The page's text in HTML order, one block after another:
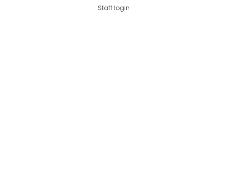
Staff login